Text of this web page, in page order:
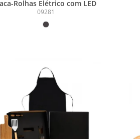
Rolhas Elétrico com LED
09281